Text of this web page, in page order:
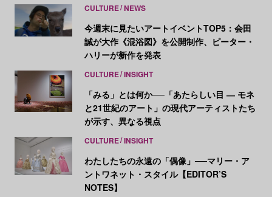
CULTURE NEWS
今週末に見たいアートイベントTOP5：会田
誠が大作《混浴図》を公開制作、ピーター・
ハリーが新作を発表
CULTURE INSIGHT
「みる」とは何か──「あたらしい目 ― モネ
と21世紀のアート」の現代アーティストたち
が示す、異なる視点
CULTURE INSIGHT
わたしたちの永遠の「偶像」──マリー・ア
ントワネット・スタイル【EDITOR’S
NOTES】